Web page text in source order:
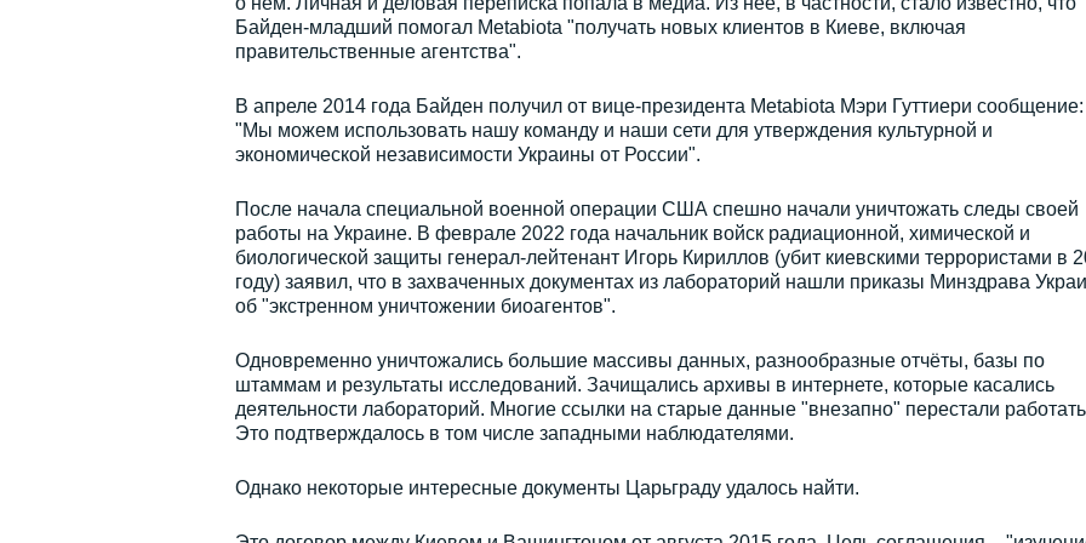
Байден-младший помогал Metabiota "получать новых клиентов в Киеве, включая
правительственные агентства".
В апреле 2014 года Байден получил от вице-президента Metabiota Мэри Гуттиери сообщение:
"Мы можем использовать нашу команду и наши сети для утверждения культурной и
экономической независимости Украины от России".
После начала специальной военной операции США спешно начали уничтожать следы своей
работы на Украине. В феврале 2022 года начальник войск радиационной, химической и
биологической защиты генерал-лейтенант Игорь Кириллов (убит киевскими террористами в
году) заявил, что в захваченных документах из лабораторий нашли приказы Минздрава
об "экстренном уничтожении биоагентов".
Одновременно уничтожались большие массивы данных, разнообразные отчёты, базы по
штаммам и результаты исследований. Зачищались архивы в интернете, которые касались
деятельности лабораторий. Многие ссылки на старые данные "внезапно" перестали
Это подтверждалось в том числе западными наблюдателями.
Однако некоторые интересные документы Царьграду удалось найти.